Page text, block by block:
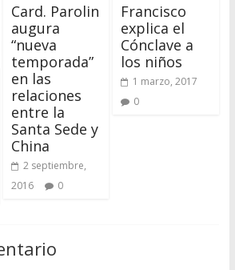
Card. Parolin
augura
“nueva
temporada”
en las
relaciones
entre la
Santa Sede y
China
2 septiembre,
2016
0
Francisco
explica el
Cónclave a
los niños
1 marzo, 2017
0